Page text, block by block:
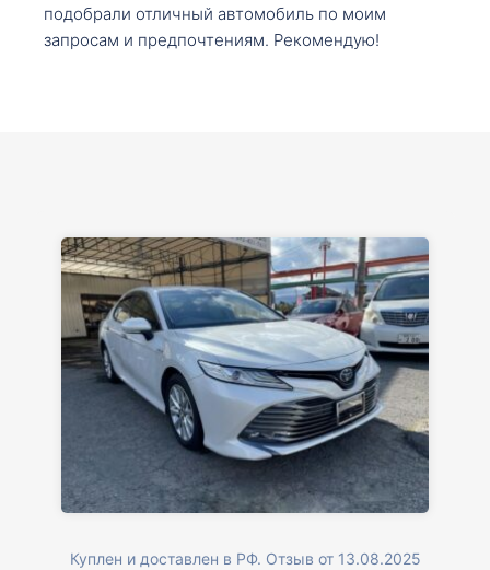
подобрали отличный автомобиль по моим
запросам и предпочтениям. Рекомендую!
Куплен и доставлен в РФ. Отзыв от 13.08.2025